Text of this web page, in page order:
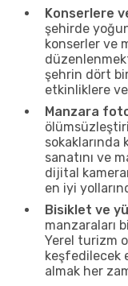
Konserlere
şehirde
konserler ve
şehrin dört
etkinliklere
Manzara
sokaklarında
sanatını ve
dijital
en iyi
Bisiklet ve
manzaraları
Yerel turizm
keşfedilecek
almak her